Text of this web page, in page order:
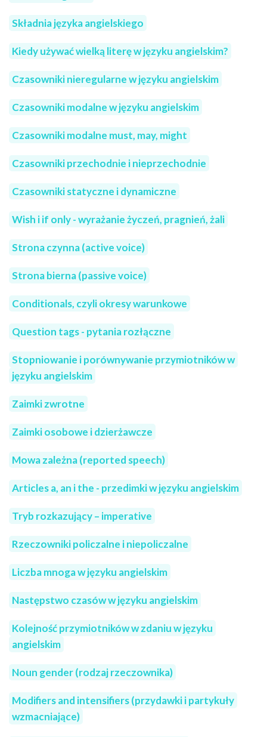
Składnia języka angielskiego
Kiedy używać wielką literę w języku angielskim?
Czasowniki nieregularne w języku angielskim
Czasowniki modalne w języku angielskim
Czasowniki modalne must, may, might
Czasowniki przechodnie i nieprzechodnie
Czasowniki statyczne i dynamiczne
Wish i if only - wyrażanie życzeń, pragnień, żali
Strona czynna (active voice)
Strona bierna (passive voice)
Conditionals, czyli okresy warunkowe
Question tags - pytania rozłączne
Stopniowanie i porównywanie przymiotników w
języku angielskim
Zaimki zwrotne
Zaimki osobowe i dzierżawcze
Mowa zależna (reported speech)
Articles a, an i the - przedimki w języku angielskim
Tryb rozkazujący – imperative
Rzeczowniki policzalne i niepoliczalne
Liczba mnoga w języku angielskim
Następstwo czasów w języku angielskim
Kolejność przymiotników w zdaniu w języku
angielskim
Noun gender (rodzaj rzeczownika)
Modifiers and intensifiers (przydawki i partykuły
wzmacniające)